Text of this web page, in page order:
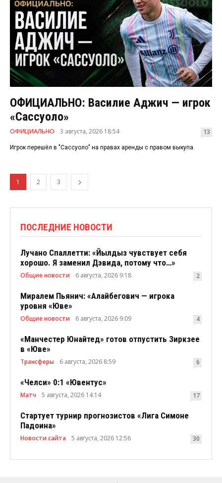
ОФИЦИАЛЬНО: Василие Аджич — игрок
«Сассуоло»
ОФИЦИАЛЬНО 3 августа, 2026 18:54 13
Игрок перешёл в "Сассуоло" на правах аренды с правом выкупа.
1 2 3
ПОСЛЕДНИЕ НОВОСТИ
Лучано Спаллетти: «Йылдыз чувствует себя
хорошо. Я заменил Дэвида, потому что…»
Общие новости 6 августа, 2026 9:18 2
Миралем Пьянич: «Алайбегович — игрока
уровня «Юве»
Общие новости 6 августа, 2026 9:09 4
«Манчестер Юнайтед» готов отпустить Зиркзее
в «Юве»
Трансферы 6 августа, 2026 8:59 6
«Челси» 0:1 «Ювентус»
Матч 5 августа, 2026 14:14 17
Стартует турнир прогнозистов «Лига Симоне
Падоина»
Новости сайта 5 августа, 2026 12:56 30